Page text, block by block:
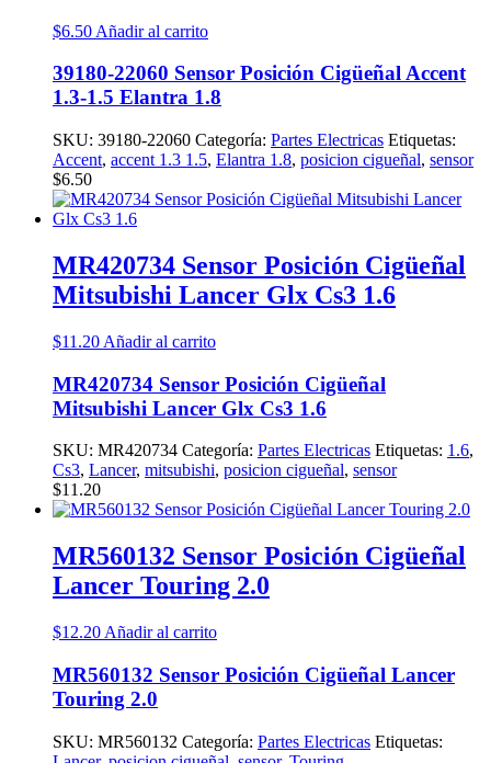
$6.50 Añadir al carrito
39180-22060 Sensor Posición Cigüeñal Accent
1.3-1.5 Elantra 1.8
SKU: 39180-22060 Categoría: Partes Electricas Etiquetas:
Accent, accent 1.3 1.5, Elantra 1.8, posicion cigueñal, sensor
$6.50
MR420734 Sensor Posición Cigüeñal
Mitsubishi Lancer Glx Cs3 1.6
$11.20 Añadir al carrito
MR420734 Sensor Posición Cigüeñal
Mitsubishi Lancer Glx Cs3 1.6
SKU: MR420734 Categoría: Partes Electricas Etiquetas: 1.6,
Cs3, Lancer, mitsubishi, posicion cigueñal, sensor
$11.20
MR560132 Sensor Posición Cigüeñal
Lancer Touring 2.0
$12.20 Añadir al carrito
MR560132 Sensor Posición Cigüeñal Lancer
Touring 2.0
SKU: MR560132 Categoría: Partes Electricas Etiquetas: